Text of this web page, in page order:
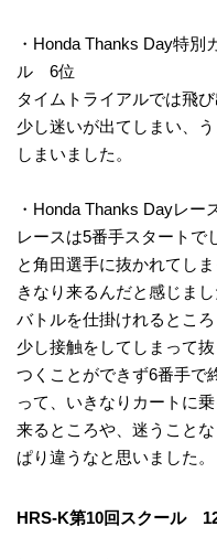
・Honda Thanks Day特
ル 6位
タイムトライアルでは飛
少し迷いが出てしまい、
しまいました。
・Honda Thanks Dayレ
レースは5番手スタートで
と角田選手に抜かれてし
きなり来るんだと感じま
バトルを仕掛けれるとこ
少し接触をしてしまって
つくことができず6番手で
って、いきなりカートに
来るところや、迷うこと
ぱり違うなと思いました。
HRS-K第10回スクール